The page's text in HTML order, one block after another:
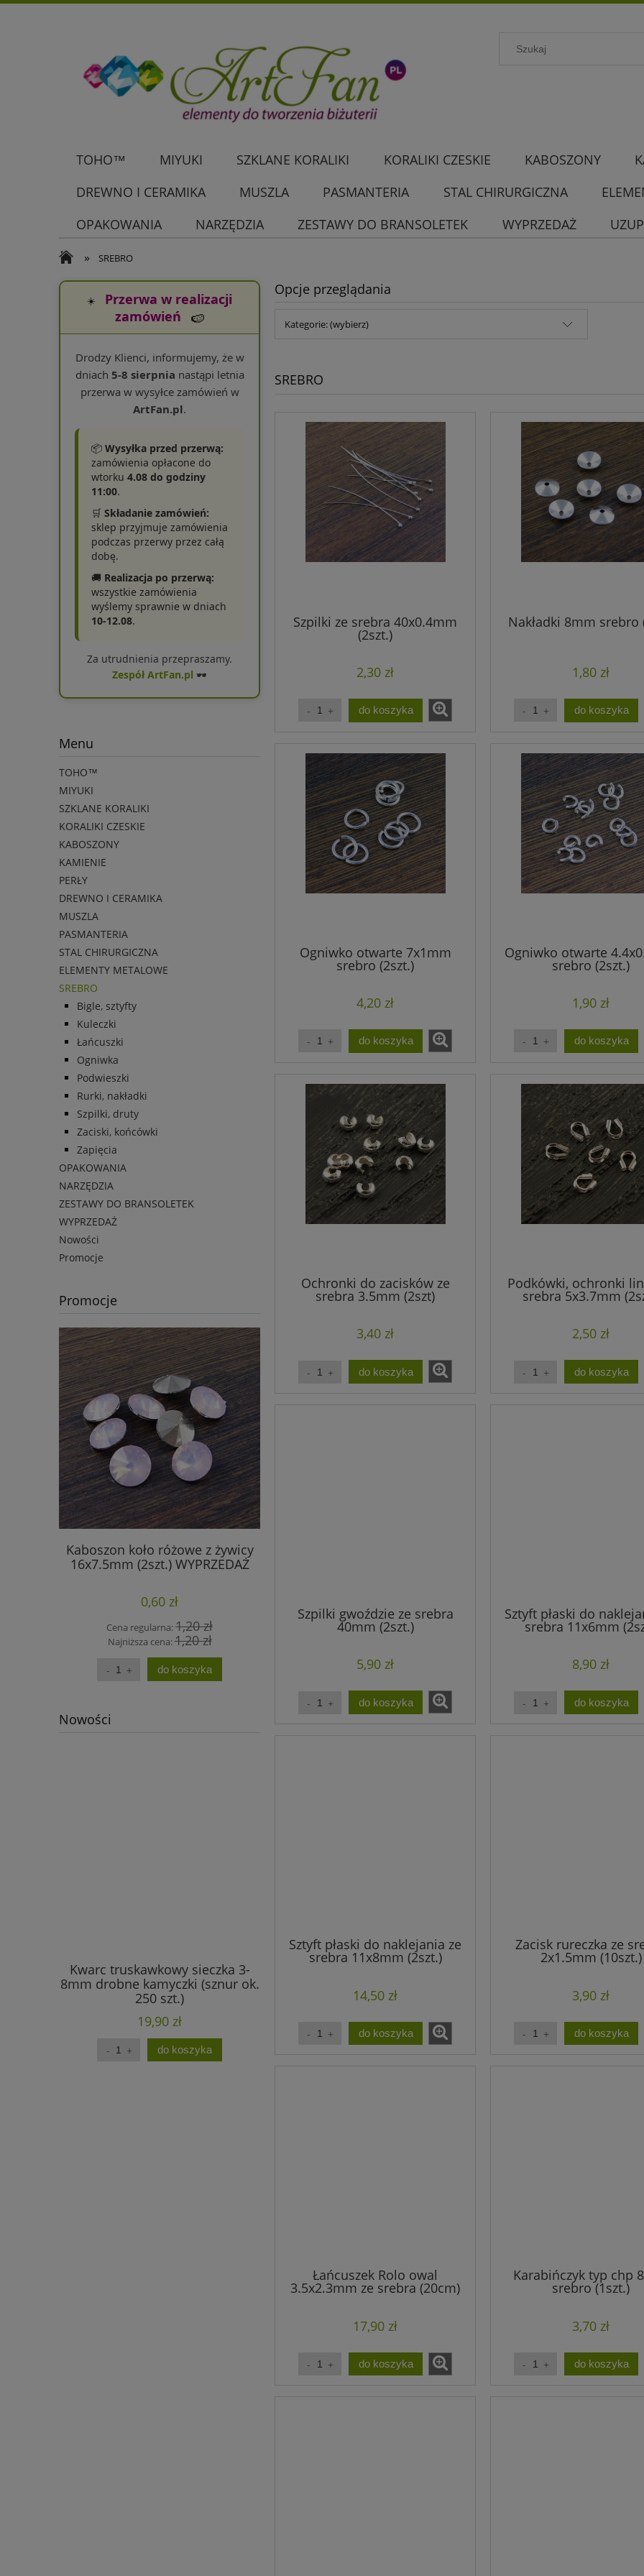
TOHO™ MIYUKI SZKLANE KORALIKI KORALIKI CZESKIE KABOSZONY
DREWNO I CERAMIKA
MUSZLA PASMANTERIA STAL CHIRURGICZNA
OPAKOWANIA
NARZĘDZIA ZESTAWY DO BRANSOLETEK WYPRZEDAŻ
» SREBRO
☀️
Przerwa w realizacji
zamówień
🍉
Drodzy Klienci, informujemy, że w
dniach 5-8 sierpnia nastąpi letnia
przerwa w wysyłce zamówień w
ArtFan.pl.
📦 Wysyłka przed przerwą:
zamówienia opłacone do
wtorku 4.08 do godziny
11:00.
🛒 Składanie zamówień:
sklep przyjmuje zamówienia
podczas przerwy przez całą
dobę.
🚚 Realizacja po przerwą:
wszystkie zamówienia
wyślemy sprawnie w dniach
10-12.08.
Za utrudnienia przepraszamy.
Zespół ArtFan.pl 🕶️
Menu
TOHO™
MIYUKI
SZKLANE KORALIKI
KORALIKI CZESKIE
KABOSZONY
KAMIENIE
PERŁY
DREWNO I CERAMIKA
MUSZLA
PASMANTERIA
STAL CHIRURGICZNA
ELEMENTY METALOWE
SREBRO
Bigle, sztyfty
Kuleczki
Łańcuszki
Ogniwka
Podwieszki
Rurki, nakładki
Szpilki, druty
Zaciski, końcówki
Zapięcia
OPAKOWANIA
NARZĘDZIA
ZESTAWY DO BRANSOLETEK
WYPRZEDAŻ
Nowości
Promocje
Promocje
Kaboszon koło różowe z żywicy
16x7.5mm (2szt.) WYPRZEDAŻ
0,60 zł
Cena regularna:1,20 zł
Najniższa cena:1,20 zł
do koszyka
Cena regularna: 1,20 zł
do koszyka
Cena regularna:1,10 zł
do koszyka
Nowości
Kwarc truskawkowy sieczka 3-
8mm drobne kamyczki (sznur ok.
250 szt.)
19,90 zł
do koszyka
Ametyst jasny sieczka 3-8mm
szt.)
19,90 zł
Awenturyn zielony sieczka 3-
około 250 szt.)
19,90 zł
Opcje przeglądania
Kategorie: (wybierz)
SREBRO
Szpilki ze srebra 40x0.4mm
(2szt.)
2,30 zł
do koszyka
Nakładki 8mm srebro
1,80 zł
do koszyka
Ogniwko otwarte 7x1mm
srebro (2szt.)
4,20 zł
do koszyka
Ogniwko otwarte
srebro (2szt.)
1,90 zł
do koszyka
Ochronki do zacisków ze
srebra 3.5mm (2szt)
3,40 zł
do koszyka
Podkówki, ochronki
srebra 5x3.7mm
2,50 zł
do koszyka
Szpilki gwoździe ze srebra
40mm (2szt.)
5,90 zł
do koszyka
Sztyft płaski do
srebra 11x6mm
8,90 zł
do koszyka
Sztyft płaski do naklejania ze
srebra 11x8mm (2szt.)
14,50 zł
do koszyka
Zacisk rureczka ze
2x1.5mm (10szt.)
3,90 zł
do koszyka
Łańcuszek Rolo owal
3.5x2.3mm ze srebra (20cm)
17,90 zł
do koszyka
Karabińczyk typ chp
srebro (1szt.)
3,70 zł
do koszyka